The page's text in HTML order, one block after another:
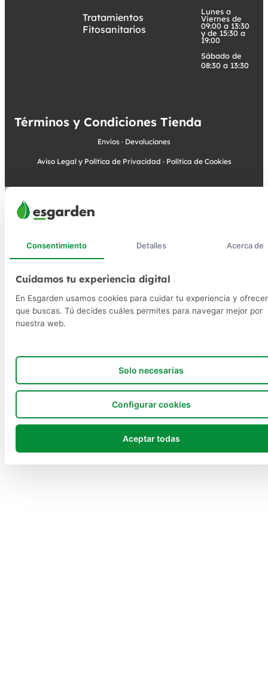
Tratamientos
Fitosanitarios
Lunes a
Viernes de
09:00 a 13:30
y de 15:30 a
19:00
Sábado de
08:30 a 13:30
Términos y Condiciones Tienda
Envíos · Devoluciones
Aviso Legal y Política de Privacidad · Política de Cookies
Consentimiento Detalles Acerca de
Cuidamos tu experiencia digital
En Esgarden usamos cookies para cuidar tu experiencia y
que buscas. Tú decides cuáles permites para navegar mejor por
nuestra web.
Solo necesarias
Configurar cookies
Aceptar todas